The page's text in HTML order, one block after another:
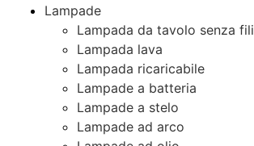
Lampade
Lampada da tavolo senza fili
Lampada lava
Lampada ricaricabile
Lampade a batteria
Lampade a stelo
Lampade ad arco